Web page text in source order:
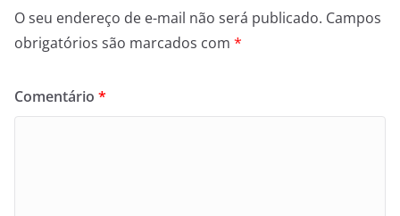
O seu endereço de e-mail não será publicado. Campos
obrigatórios são marcados com *
Comentário *